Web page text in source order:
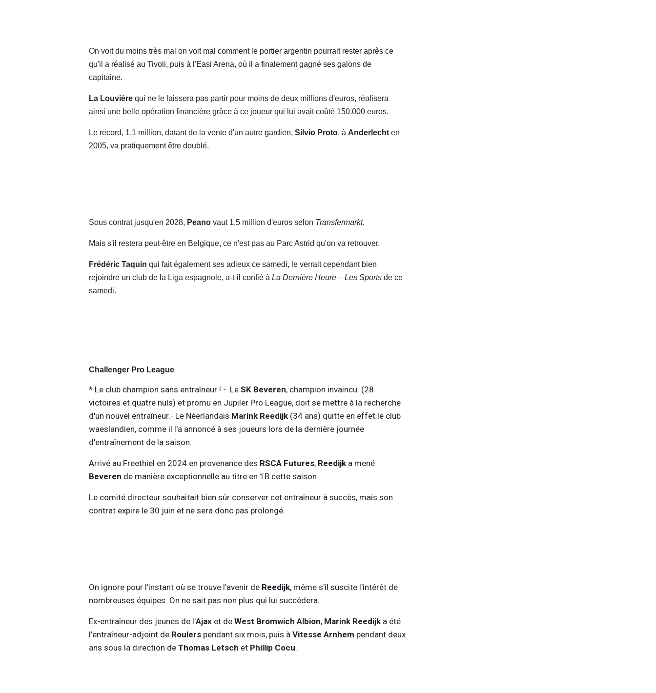
On voit du moins très mal on voit mal comment le portier argentin pourrait rester après ce
qu'il a réalisé au Tivoli, puis à l'Easi Arena, où il a finalement gagné ses galons de
capitaine.
La Louvièrequi ne le laissera pas partir pour moins de deux millions d'euros, réalisera
ainsi une belle opération financière grâce à ce joueur qui lui avait coûté 150.000 euros.
Le record, 1,1 million, datant de la vente d'un autre gardien, Silvio Proto, à Anderlecht en
2005, va pratiquement être doublé.
Sous contrat jusqu'en 2028, Peanovaut 1,5 million d'euros selon Transfermarkt.
Mais s'il restera peut-être en Belgique, ce n'est pas au Parc Astrid qu'on va retrouver.
Frédéric Taquin qui fait également ses adieux ce samedi, le verrait cependant bien
rejoindre un club de la Liga espagnole, a-t-il confié à La Dernière Heure – Les Sportsde ce
samedi.
Challenger Pro League
* Le club champion sans entraîneur ! - Le SK Beveren, champion invaincu (28
victoires et quatre nuls) et promu en Jupiler Pro League, doit se mettre à la recherche
d'un nouvel entraîneur.- Le Néerlandais Marink Reedijk(34 ans) quitte en effet le club
waeslandien, comme il l'a annoncé à ses joueurs lors de la dernière journée
d'entraînement de la saison.
Arrivé au Freethiel en 2024 en provenance des RSCA Futures, Reedijk a mené
Beveren de manière exceptionnelle au titre en 1B cette saison.
Le comité directeur souhaitait bien sûr conserver cet entraîneur à succès, mais son
contrat expire le 30 juin et ne sera donc pas prolongé.
On ignore pour l'instant où se trouve l'avenir de Reedijk, même s'il suscite l'intérêt de
nombreuses équipes. On ne sait pas non plus qui lui succédera.
Ex-entraîneur des jeunes de l'Ajaxet de West Bromwich Albion, Marink Reedijka été
l'entraîneur-adjoint deRoulers pendant six mois, puis à Vitesse Arnhem pendant deux
ans sous la direction de Thomas Letsch et Phillip Cocu.